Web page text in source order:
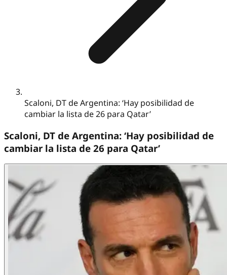
Scaloni, DT de Argentina: ‘Hay posibilidad de
cambiar la lista de 26 para Qatar’
Scaloni, DT de Argentina: ‘Hay posibilidad de
cambiar la lista de 26 para Qatar’